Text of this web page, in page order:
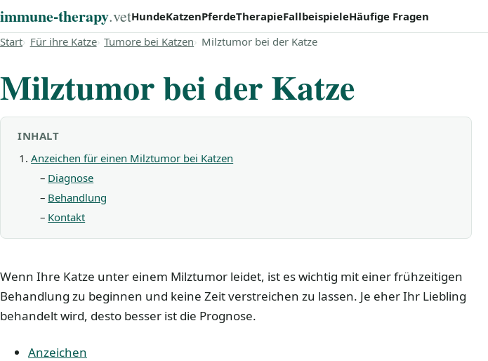
immune‑therapy.vetHundeKatzenPferdeTherapieFallbeispieleHäufige Fragen
Start Für ihre Katze Tumore bei Katzen Milztumor bei der Katze
Milztumor bei der Katze
INHALT
Anzeichen für einen Milztumor bei Katzen
Diagnose
Behandlung
Kontakt
Wenn Ihre Katze unter einem Milztumor leidet, ist es wichtig mit einer frühzeitigen
Behandlung zu beginnen und keine Zeit verstreichen zu lassen. Je eher Ihr Liebling
behandelt wird, desto besser ist die Prognose.
Anzeichen